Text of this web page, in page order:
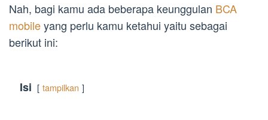
Nah, bagi kamu ada beberapa keunggulan BCA
mobileyang perlu kamu ketahui yaitu sebagai
berikut ini:
Isi tampilkan